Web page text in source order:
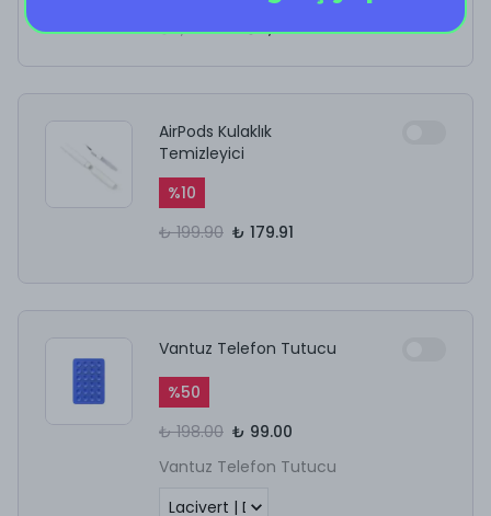
₺ 1,899.00 ₺ 1,139.40
AirPods Kulaklık
Temizleyici
%10
₺ 199.90 ₺ 179.91
Vantuz Telefon Tutucu
%50
₺ 198.00 ₺ 99.00
Vantuz Telefon Tutucu